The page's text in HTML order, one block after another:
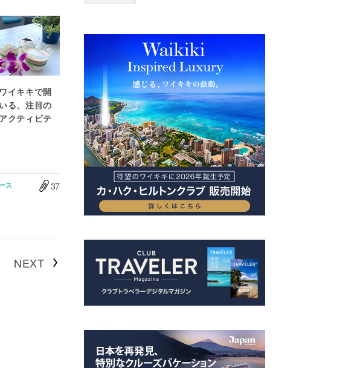
イキキで開
る、注目の
クティビテ
ス 37
NEXT